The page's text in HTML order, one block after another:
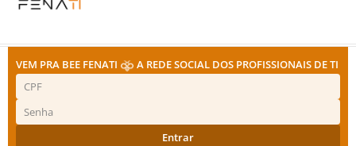
VEM PRA BEE FENATI A REDE SOCIAL DOS PROFISSIONAIS DE TI
Entrar